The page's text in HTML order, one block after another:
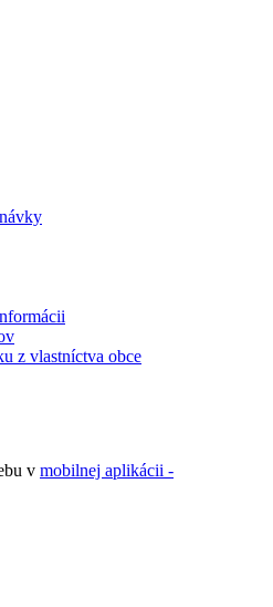
z vlastníctva obce
v mobilnej aplikácii -